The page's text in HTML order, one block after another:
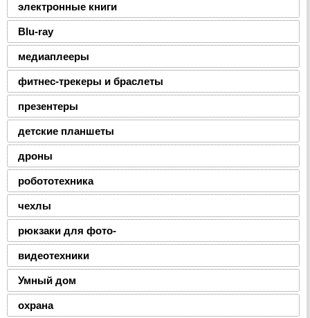
электронные книги
Blu-ray
медиаплееры
фитнес-трекеры и браслеты
презентеры
детские планшеты
дроны
робототехника
чехлы
рюкзаки для фото-
видеотехники
Умный дом
охрана